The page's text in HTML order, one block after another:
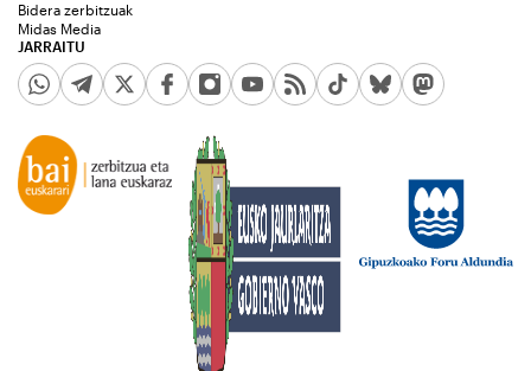
JARRAITU
Bidera zerbitzuak
Midas Media